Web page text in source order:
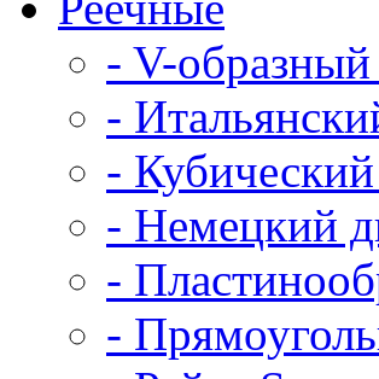
- V-образный
-
-
- Немецкий
-
-